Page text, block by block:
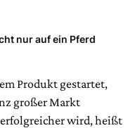
nur auf ein Pferd
Produkt gestartet,
großer Markt
wird, heißt